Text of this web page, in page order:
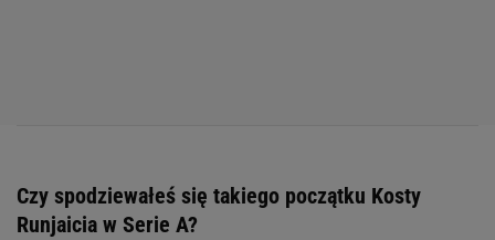
Czy spodziewałeś się takiego początku Kosty
Runjaicia w Serie A?